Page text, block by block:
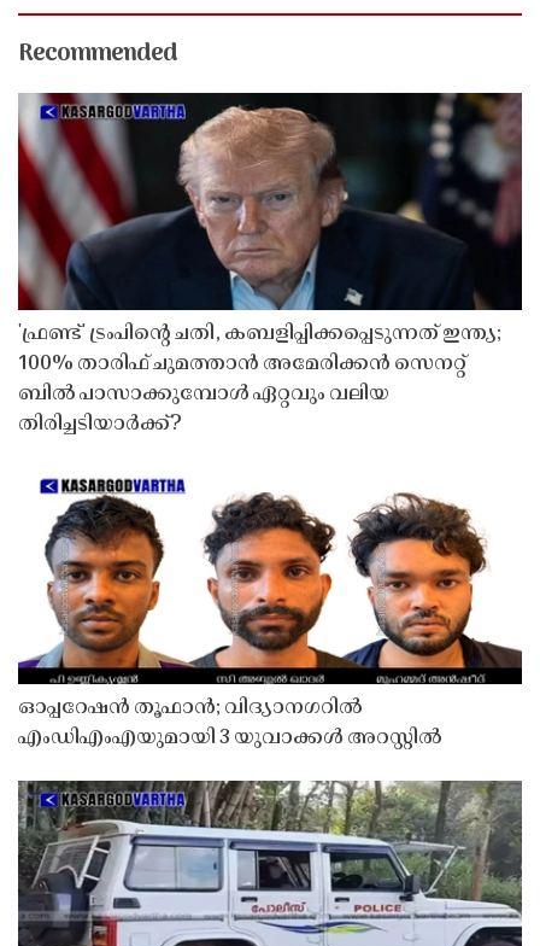
Recommended
'ഫ്രണ്ട്' ട്രംപിന്റെ ചതി, കബളിപ്പിക്കപ്പെടുന്നത് ഇന്ത്യ;
100% താരിഫ് ചുമത്താൻ അമേരിക്കൻ സെനറ്റ്
ബിൽ പാസാക്കുമ്പോൾ ഏറ്റവും വലിയ
തിരിച്ചടിയാർക്ക്?
ഓപ്പറേഷൻ തൂഫാൻ; വിദ്യാനഗറിൽ
എംഡിഎംഎയുമായി 3 യുവാക്കൾ അറസ്റ്റിൽ